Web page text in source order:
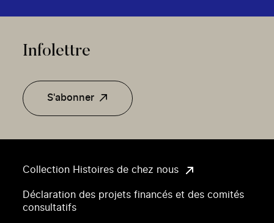
Collection Histoires de chez nous
Déclaration des projets financés et des comités
consultatifs
Infolettre
S'abonner